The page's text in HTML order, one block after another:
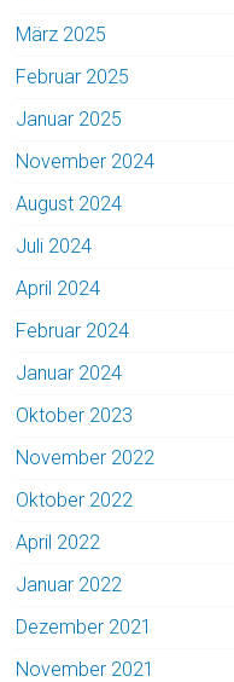
März 2025
Februar 2025
Januar 2025
November 2024
August 2024
Juli 2024
April 2024
Februar 2024
Januar 2024
Oktober 2023
November 2022
Oktober 2022
April 2022
Januar 2022
Dezember 2021
November 2021